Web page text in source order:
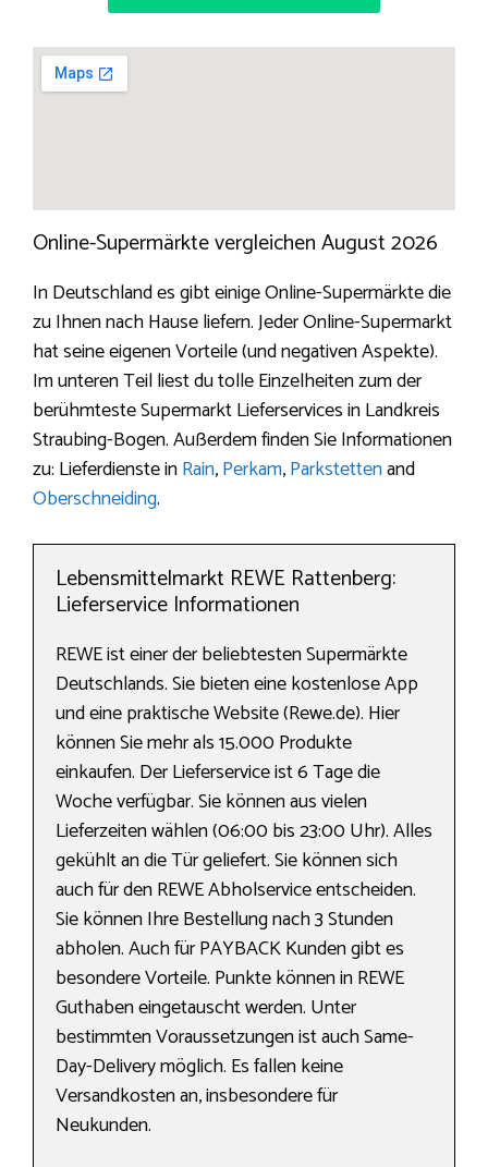
Online-Supermärkte vergleichen August 2026
In Deutschland es gibt einige Online-Supermärkte die
zu Ihnen nach Hause liefern. Jeder Online-Supermarkt
hat seine eigenen Vorteile (und negativen Aspekte).
Im unteren Teil liest du tolle Einzelheiten zum der
berühmteste Supermarkt Lieferservices in Landkreis
Straubing-Bogen. Außerdem finden Sie Informationen
zu: Lieferdienste inRain,Perkam,Parkstettenand
Oberschneiding.
Lebensmittelmarkt REWE Rattenberg:
Lieferservice Informationen
REWE ist einer der beliebtesten Supermärkte
Deutschlands. Sie bieten eine kostenlose App
und eine praktische Website (Rewe.de). Hier
können Sie mehr als 15.000 Produkte
einkaufen. Der Lieferservice ist 6 Tage die
Woche verfügbar. Sie können aus vielen
Lieferzeiten wählen (06:00 bis 23:00 Uhr). Alles
gekühlt an die Tür geliefert. Sie können sich
auch für den REWE Abholservice entscheiden.
Sie können Ihre Bestellung nach 3 Stunden
abholen. Auch für PAYBACK Kunden gibt es
besondere Vorteile. Punkte können in REWE
Guthaben eingetauscht werden. Unter
bestimmten Voraussetzungen ist auch Same-
Day-Delivery möglich. Es fallen keine
Versandkosten an, insbesondere für
Neukunden.